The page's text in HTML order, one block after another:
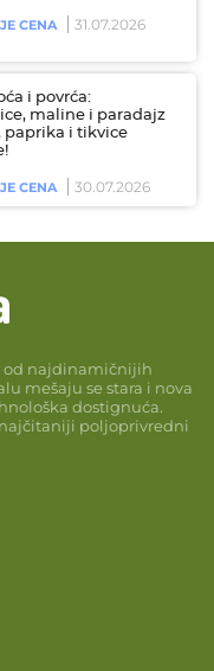
CENA 31.07.2026
i povrća:
maline i paradajz
paprika i tikvice
CENA 30.07.2026
od najdinamičnijih
mešaju se stara i nova
dostignuća.
poljoprivredni